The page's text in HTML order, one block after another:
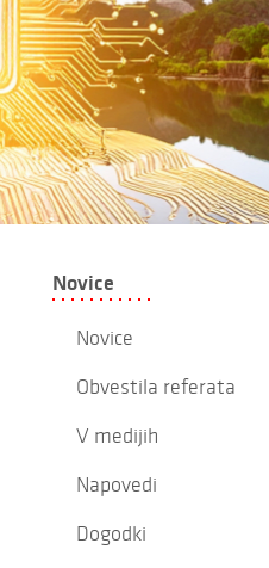
Novice
Novice
Obvestila referata
V medijih
Napovedi
Dogodki